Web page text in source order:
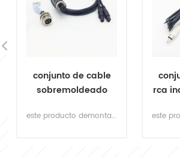
conjunto de cable
rca industrial 2 hilos
anillo
este producto demazo de cables rca con terminal de anilloEstá personalizado para el equipo industrial. hay otros cables personalizados disponibles, ¡no dude en enviarnos sus requisitos!
UL